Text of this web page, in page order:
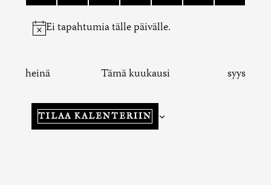
Notice
Ei tapahtumia tälle päivälle.
heinä Tämä kuukausi syys
TILAA KALENTERIIN